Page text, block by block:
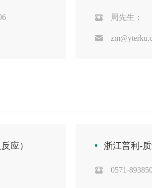
周先生：
应） 浙江普利-
0571-